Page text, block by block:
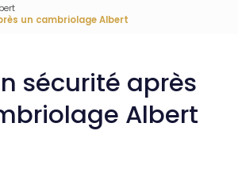
un cambriolage Albert
sécurité après
Albert